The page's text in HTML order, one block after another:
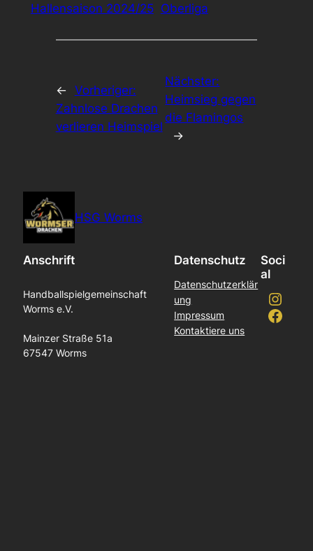
Hallensaison 2024/25 Oberliga
←
Vorheriger:
Zahnlose Drachen
verlieren Heimspiel
Nächster:
Heimsieg gegen
die Flamingos
→
HSG Worms
Anschrift
Handballspielgemeinschaft
Worms e.V.
Mainzer Straße 51a
67547 Worms
Datenschutz
Datenschutzerklär
ung
Impressum
Kontaktiere uns
Soci
al
Instagram
Facebook